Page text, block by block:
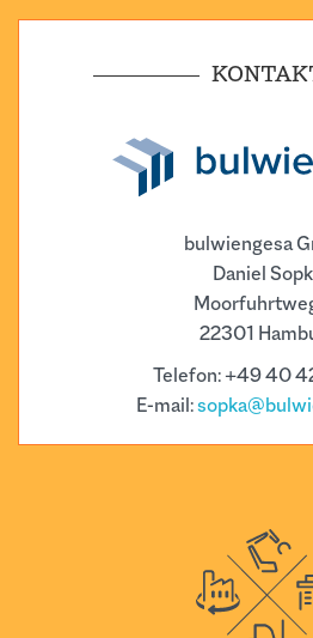
bulwiengesa
Daniel
22301
Telefon: +49 40
E-mail: